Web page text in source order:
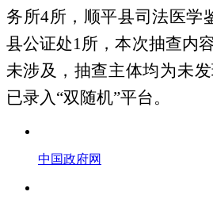
务所4所，顺平县司法医学
县公证处1所，本次抽查内
未涉及， 抽查主体均为未
已录入 “双随机”平台。
中国政府网